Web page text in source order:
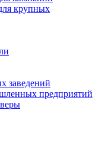
крупных
заведений
предприятий